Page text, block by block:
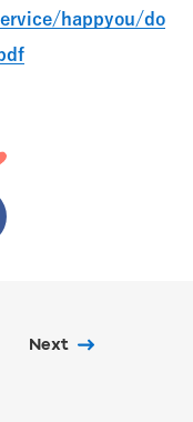
happyou/do
Facebook
Next